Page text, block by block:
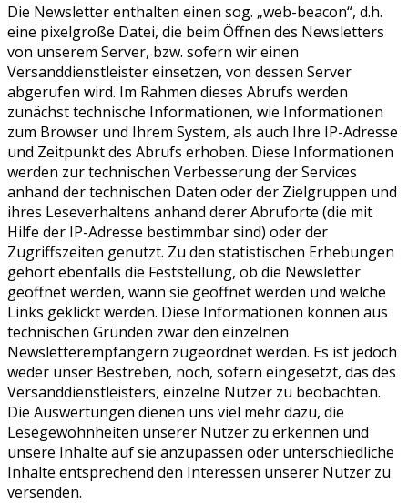
Die Newsletter enthalten einen sog. „web-beacon“, d.h.
eine pixelgroße Datei, die beim Öffnen des Newsletters
von unserem Server, bzw. sofern wir einen
Versanddienstleister einsetzen, von dessen Server
abgerufen wird. Im Rahmen dieses Abrufs werden
zunächst technische Informationen, wie Informationen
zum Browser und Ihrem System, als auch Ihre IP-Adresse
und Zeitpunkt des Abrufs erhoben. Diese Informationen
werden zur technischen Verbesserung der Services
anhand der technischen Daten oder der Zielgruppen und
ihres Leseverhaltens anhand derer Abruforte (die mit
Hilfe der IP-Adresse bestimmbar sind) oder der
Zugriffszeiten genutzt. Zu den statistischen Erhebungen
gehört ebenfalls die Feststellung, ob die Newsletter
geöffnet werden, wann sie geöffnet werden und welche
Links geklickt werden. Diese Informationen können aus
technischen Gründen zwar den einzelnen
Newsletterempfängern zugeordnet werden. Es ist jedoch
weder unser Bestreben, noch, sofern eingesetzt, das des
Versanddienstleisters, einzelne Nutzer zu beobachten.
Die Auswertungen dienen uns viel mehr dazu, die
Lesegewohnheiten unserer Nutzer zu erkennen und
unsere Inhalte auf sie anzupassen oder unterschiedliche
Inhalte entsprechend den Interessen unserer Nutzer zu
versenden.